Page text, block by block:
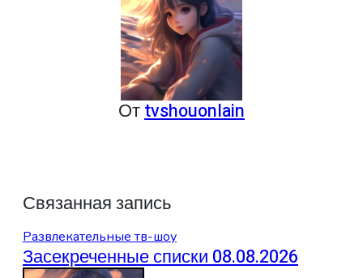
Отtvshouonlain
Связанная запись
Развлекательные тв-шоу
Засекреченные списки 08.08.2026